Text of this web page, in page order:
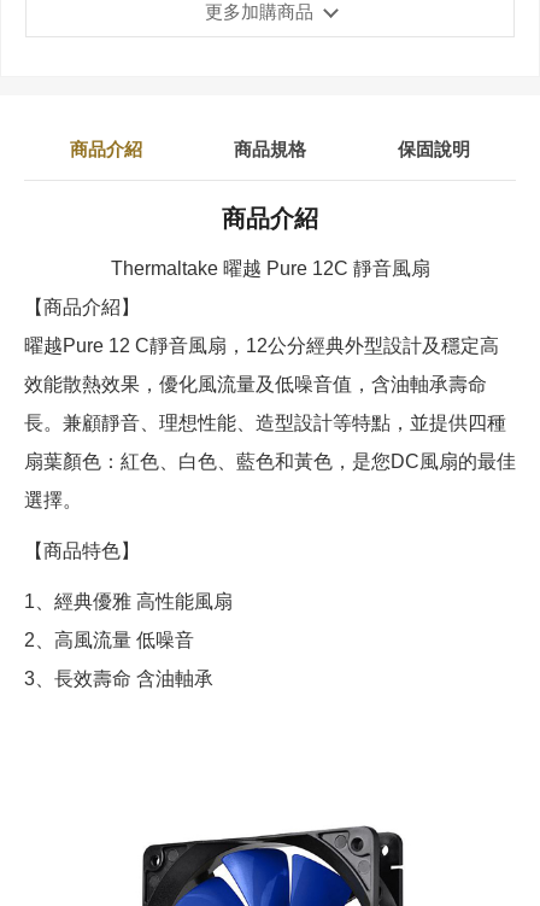
更多加購商品
商品介紹 商品規格 保固說明
商品介紹
Thermaltake 曜越 Pure 12C 靜音風扇
【商品介紹】
曜越Pure 12 C靜音風扇，12公分經典外型設計及穩定高
效能散熱效果，優化風流量及低噪音值，含油軸承壽命
長。兼顧靜音、理想性能、造型設計等特點，並提供四種
扇葉顏色：紅色、白色、藍色和黃色，是您DC風扇的最佳
選擇。
【商品特色】
1、經典優雅 高性能風扇
2、高風流量 低噪音
3、長效壽命 含油軸承